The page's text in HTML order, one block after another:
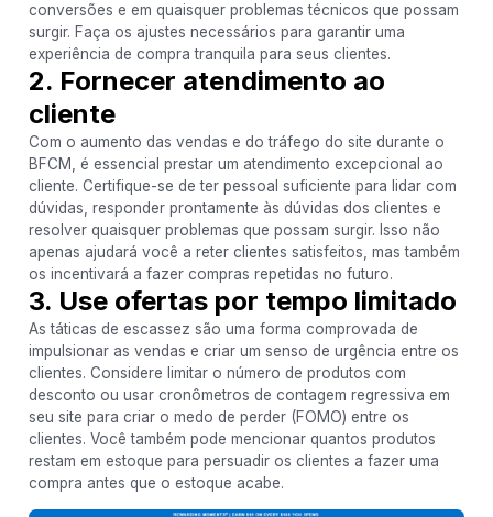
conversões e em quaisquer problemas técnicos que possam
surgir. Faça os ajustes necessários para garantir uma
experiência de compra tranquila para seus clientes.
2. Fornecer atendimento ao
cliente
Com o aumento das vendas e do tráfego do site durante o
BFCM, é essencial prestar um atendimento excepcional ao
cliente. Certifique-se de ter pessoal suficiente para lidar com
dúvidas, responder prontamente às dúvidas dos clientes e
resolver quaisquer problemas que possam surgir. Isso não
apenas ajudará você a reter clientes satisfeitos, mas também
os incentivará a fazer compras repetidas no futuro.
3. Use ofertas por tempo limitado
As táticas de escassez são uma forma comprovada de
impulsionar as vendas e criar um senso de urgência entre os
clientes. Considere limitar o número de produtos com
desconto ou usar cronômetros de contagem regressiva em
seu site para criar o medo de perder (FOMO) entre os
clientes. Você também pode mencionar quantos produtos
restam em estoque para persuadir os clientes a fazer uma
compra antes que o estoque acabe.